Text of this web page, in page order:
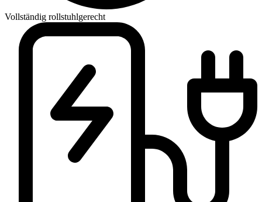
Vollständig rollstuhlgerecht